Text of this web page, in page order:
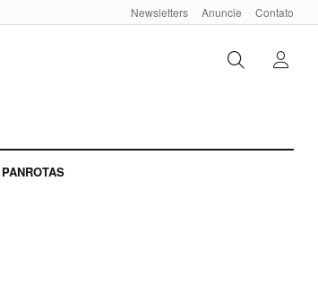
Newsletters Anuncie Contato